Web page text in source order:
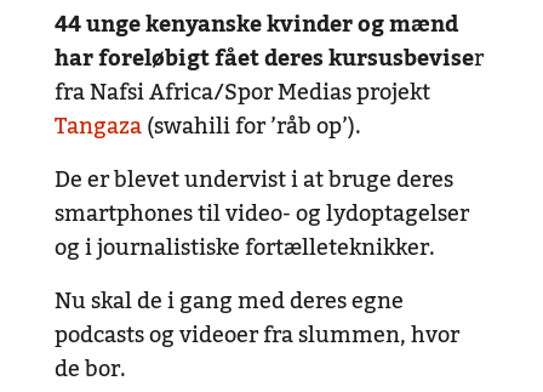
44 unge kenyanske kvinder og mænd
har foreløbigt fået deres kursusbeviser
fra Nafsi Africa/Spor Medias projekt
Tangaza(swahili for ’råb op’).
De er blevet undervist i at bruge deres
smartphones til video- og lydoptagelser
og i journalistiske fortælleteknikker.
Nu skal de i gang med deres egne
podcasts og videoer fra slummen, hvor
de bor.